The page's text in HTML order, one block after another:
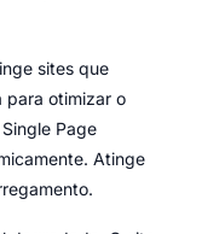
sites que
para otimizar o
Page
Atinge